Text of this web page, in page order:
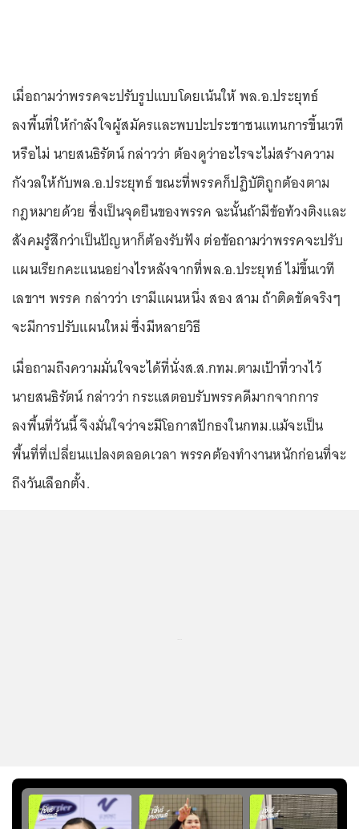
เมื่อถามว่าพรรคจะปรับรูปแบบโดยเน้นให้ พล.อ.ประยุทธ์
ลงพื้นที่ให้กำลังใจผู้สมัครและพบปะประชาชนแทนการขึ้นเวที
หรือไม่ นายสนธิรัตน์ กล่าวว่า ต้องดูว่าอะไรจะไม่สร้างความ
กังวลให้กับพล.อ.ประยุทธ์ ขณะที่พรรคก็ปฏิบัติถูกต้องตาม
กฎหมายด้วย ซึ่งเป็นจุดยืนของพรรค ฉะนั้นถ้ามีข้อท้วงติงและ
สังคมรู้สึกว่าเป็นปัญหาก็ต้องรับฟัง ต่อข้อถามว่าพรรคจะปรับ
แผนเรียกคะแนนอย่างไรหลังจากที่พล.อ.ประยุทธ์ ไม่ขึ้นเวที
เลขาฯ พรรค กล่าวว่า เรามีแผนหนึ่ง สอง สาม ถ้าติดขัดจริงๆ
จะมีการปรับแผนใหม่ ซึ่งมีหลายวิธี
เมื่อถามถึงความมั่นใจจะได้ที่นั่งส.ส.กทม.ตามเป้าที่วางไว้
นายสนธิรัตน์ กล่าวว่า กระแสตอบรับพรรคดีมากจากการ
ลงพื้นที่วันนี้ จึงมั่นใจว่าจะมีโอกาสปักธงในกทม.แม้จะเป็น
พื้นที่ที่เปลี่ยนแปลงตลอดเวลา พรรคต้องทำงานหนักก่อนที่จะ
ถึงวันเลือกตั้ง.